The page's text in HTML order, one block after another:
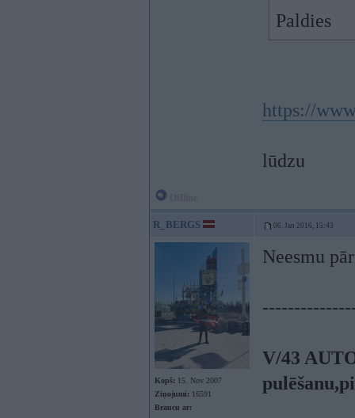
Paldies
https://
lūdzu
R_BERGS 06. Jan 2016, 15:43
Kopš: 15. Nov 2007
Ziņojumi: 16591
Braucu ar:
Neesmu
V/43